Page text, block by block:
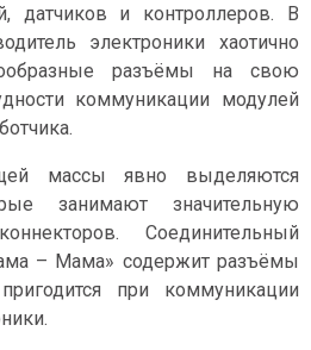
датчиков и контроллеров. В
электроники хаотично
разъёмы на свою
коммуникации модулей
массы явно выделяются
занимают значительную
Соединительный
– Мама» содержит разъёмы
при коммуникации